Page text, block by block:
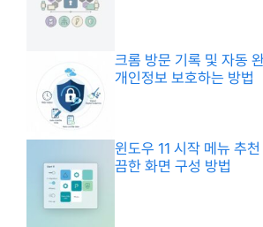
크롬 방문 기록 및 자동
개인정보 보호하는 방법
윈도우 11 시작 메뉴 추
끔한 화면 구성 방법